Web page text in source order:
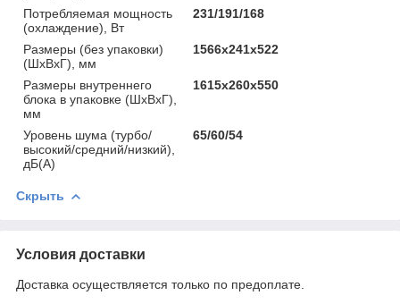
Потребляемая мощность
(охлаждение), Вт
231/191/168
Размеры (без упаковки)
(ШхВхГ), мм
1566х241х522
Размеры внутреннего
блока в упаковке (ШхВхГ),
мм
1615х260х550
Уровень шума (турбо/
высокий/средний/низкий),
дБ(А)
65/60/54
Скрыть
Условия доставки
Доставка осуществляется только по предоплате.